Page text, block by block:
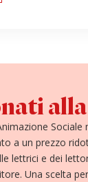
Sociale
a un prezzo
lettrici e dei
Una scelta